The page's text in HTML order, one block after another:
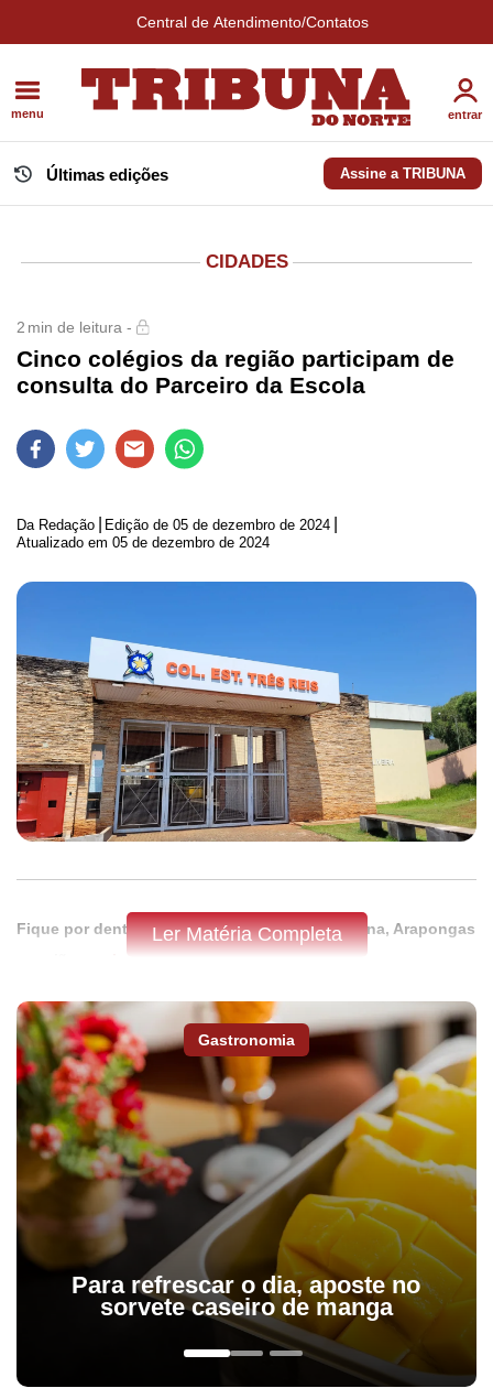
Central de Atendimento/Contatos
menu entrar
Últimas edições Assine a TRIBUNA
CIDADES
2 min de leitura -
Cinco colégios da região participam de
consulta do Parceiro da Escola
Da Redação Edição de 05 de dezembro de 2024
Atualizado em 05 de dezembro de 2024
Fique por dentro do que acontece em Apucarana, Arapongas
assine a Tribuna do Norte.
Dos 177 colégios do Paraná que iniciam nesta sexta-feira (06) as
consultas do programa Parceiro da Escola, cinco são da região. A
votação para adesão ou não ao programa seguem no sábado
(07) e segunda-feira (09). Participarão como votantes pais e
responsáveis, estudantes acima de 18 anos, professores e
funcionários. Os votos serão impressos e a votação simultânea
em todas as escolas estaduais elegíveis para o projeto. O horário
é das 8h às 20h30 na sexta e segunda-feira e das 8h às 17h no
Na região, a consulta pública será realizada em dois colégios de
Ler Matéria Completa
Gastronomia
Para refrescar o dia, aposte no
sorvete caseiro de manga